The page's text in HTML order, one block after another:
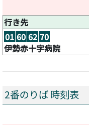
行き先
01 60 62 70
伊勢赤十字病院
2番のりば 時刻表